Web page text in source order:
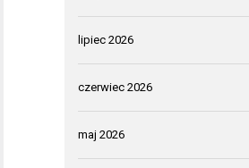
lipiec 2026
czerwiec 2026
maj 2026